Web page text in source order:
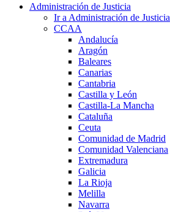
Administración de Justicia
Ir a Administración de Justicia
CCAA
Andalucía
Aragón
Baleares
Canarias
Cantabria
Castilla y León
Castilla-La Mancha
Cataluña
Ceuta
Comunidad de Madrid
Comunidad Valenciana
Extremadura
Galicia
La Rioja
Melilla
Navarra